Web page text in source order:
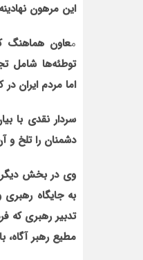
این مرهون
م
توطئه‌ها شامل
اما مردم ایران
سردار نقدی با
دشمنان را تلخ و
به جایگاه
تدبیر رهبری که
مطیع رهبر